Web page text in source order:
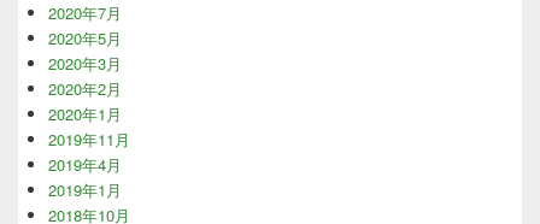
2020年7月
2020年5月
2020年3月
2020年2月
2020年1月
2019年11月
2019年4月
2019年1月
2018年10月